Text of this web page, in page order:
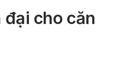
cho căn